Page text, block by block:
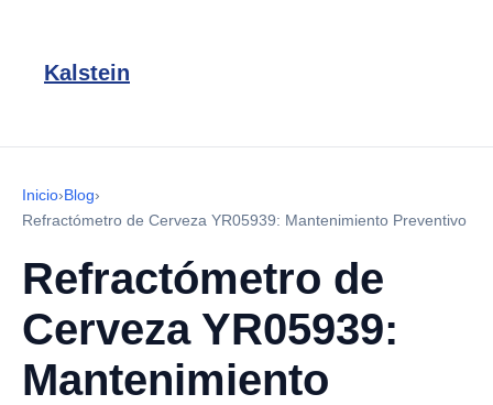
Kalstein
Inicio›Blog›
Refractómetro de Cerveza YR05939: Mantenimiento Preventivo
Refractómetro de
Cerveza YR05939:
Mantenimiento